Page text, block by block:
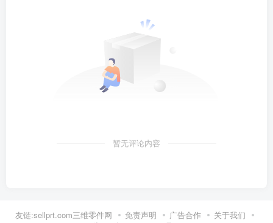
暂无评论内容
友链:sellprt.com三维零件网 免责声明 广告合作
关于我们